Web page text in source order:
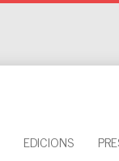
EDICIONS